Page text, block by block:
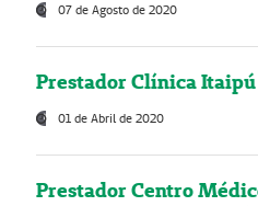
07 de Agosto de 2020
Prestador Clínica
01 de Abril de 2020
Prestador Centro